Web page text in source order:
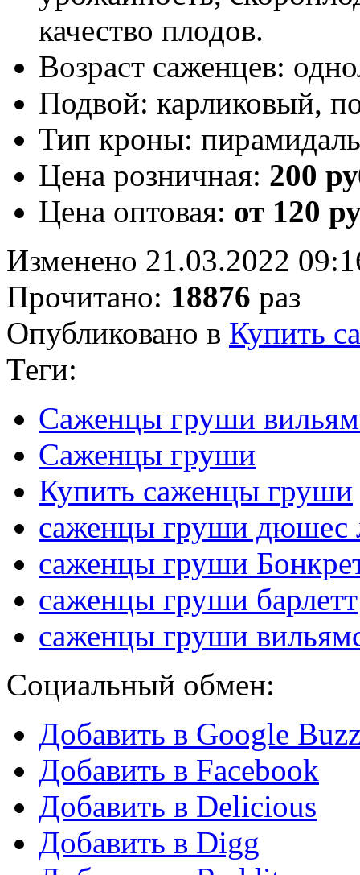
качество плодов.
Возраст саженцев:
Подвой: карликовый,
Тип кроны:
Цена розничная: 200
Цена оптовая: от 120
Изменено 21.03.2022
Прочитано: 18876 раз
Опубликовано в Купить
Теги:
Саженцы груши
Саженцы груши
Купить саженцы груши
саженцы груши дюшес
саженцы груши
саженцы груши барлетт
саженцы груши
Социальный обмен:
Добавить в Google
Добавить в Facebook
Добавить в Delicious
Добавить в Digg